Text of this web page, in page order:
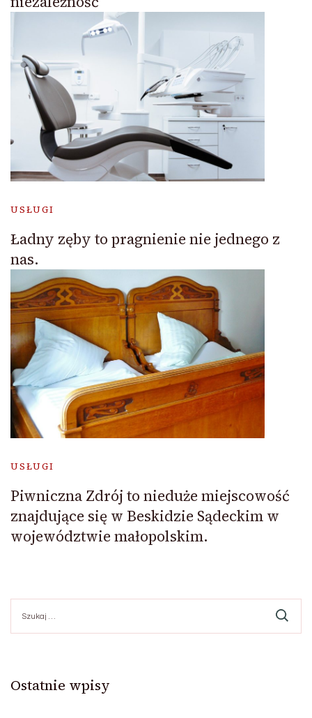
USŁUGI
Ładny zęby to pragnienie nie jednego z
nas.
USŁUGI
Piwniczna Zdrój to nieduże miejscowość
znajdujące się w Beskidzie Sądeckim w
województwie małopolskim.
Ostatnie wpisy